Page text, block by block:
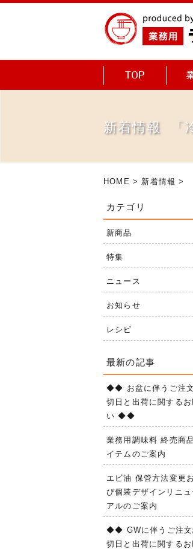
新着情報 「
HOME > 新着情報 >
カテゴリ
新商品
特集
ニュース
お知らせ
レシピ
最新の記事
◆◆ お盆に伴うご注
切日と出荷に関するお
い ◆◆
業務用調味料 終売商
イテムのご案内
エビ油 保管方法変更
び個装デザインリニュ
アルのご案内
◆◆ GWに伴うご注文
切日と出荷に関するお